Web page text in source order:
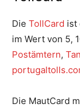
Die TollCard ist
im Wert von 5,
Postämtern,
Die MautCard